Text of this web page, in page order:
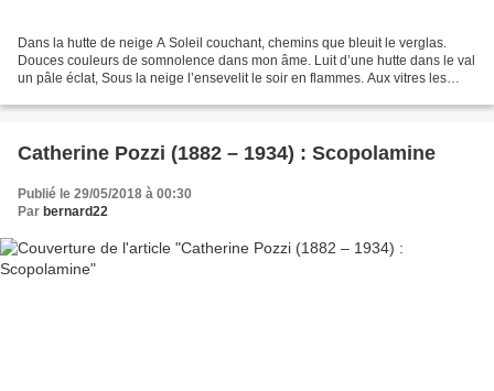
Dans la hutte de neige A Soleil couchant, chemins que bleuit le verglas.
Douces couleurs de somnolence dans mon âme. Luit d’une hutte dans le val
un pâle éclat, Sous la neige l’ensevelit le soir en flammes. Aux vitres les
Catherine Pozzi (1882 – 1934) : Scopolamine
Publié le 29/05/2018 à 00:30
Par bernard22